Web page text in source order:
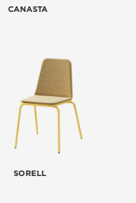
CANASTA
SORELL